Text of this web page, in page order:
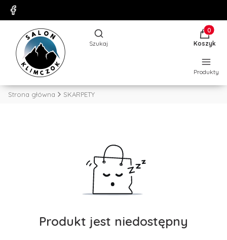
Otwórz wyszukiwarkę
Szukaj Koszyk
Produkty
Strona główna SKARPETY
Produkt jest niedostępny